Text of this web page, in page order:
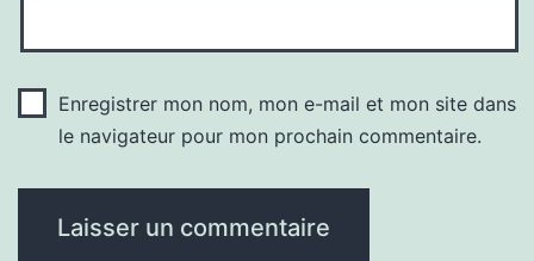
Enregistrer mon nom, mon e-mail et mon site dans
le navigateur pour mon prochain commentaire.